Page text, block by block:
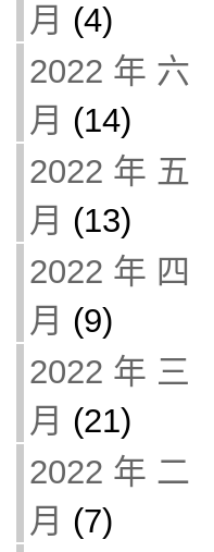
月 (4)
2022 年 六
月 (14)
2022 年 五
月 (13)
2022 年 四
月 (9)
2022 年 三
月 (21)
2022 年 二
月 (7)